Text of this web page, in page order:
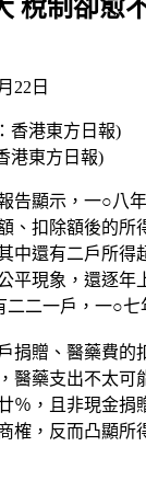
稅制卻愈
22日
港東方日報)
告顯示，一○八
、扣除額後的所
中還有二戶所得
平現象，還逐年
二一戶，一○七
捐贈、醫藥費的
醫藥支出不太可
％，且非現金捐
榷，反而凸顯所